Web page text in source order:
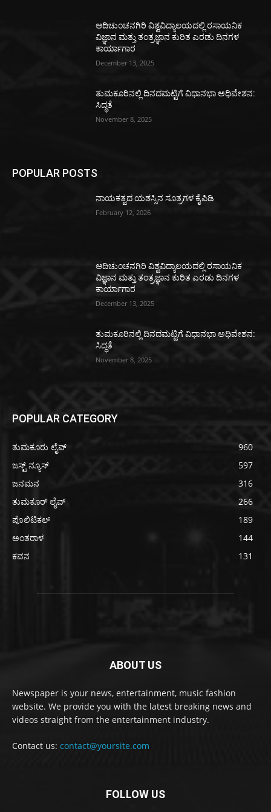
ಆದಿಚುಂಚನಗಿರಿ ವಿಶ್ವವಿದ್ಯಾಲಯದಲ್ಲಿ ರಸಾಯನಿಕ
ವಿಜ್ಞಾನ ಮತ್ತು ತಂತ್ರಜ್ಞಾನ ಕುರಿತ ಎರಡು ದಿನಗಳ
ಕಾರ್ಯಾಗಾರ
December 13, 2025
ತುಮಕೂರಿನಲ್ಲಿ ದಿನದಮಟ್ಟಿಗೆ ವಿಧಾನಭಾ ಅಧಿವೇಶನ:
ಸಿದ್ಧತೆ
November 8, 2025
POPULAR POSTS
ನಾಯಕತ್ವದ ಯಶಸ್ಸಿನ ಸೂತ್ರಗಳ ಕೈಪಿಡಿ
February 12, 2026
ಆದಿಚುಂಚನಗಿರಿ ವಿಶ್ವವಿದ್ಯಾಲಯದಲ್ಲಿ ರಸಾಯನಿಕ
ವಿಜ್ಞಾನ ಮತ್ತು ತಂತ್ರಜ್ಞಾನ ಕುರಿತ ಎರಡು ದಿನಗಳ
ಕಾರ್ಯಾಗಾರ
December 13, 2025
ತುಮಕೂರಿನಲ್ಲಿ ದಿನದಮಟ್ಟಿಗೆ ವಿಧಾನಭಾ ಅಧಿವೇಶನ:
ಸಿದ್ಧತೆ
November 8, 2025
POPULAR CATEGORY
ತುಮಕೂರು ಲೈವ್
960
ಜಸ್ಟ್ ನ್ಯೂಸ್
597
ಜನಮನ
316
ತುಮಕೂರ್ ಲೈವ್
266
ಪೊಲಿಟಿಕಲ್
189
ಅಂತರಾಳ
144
ಕವನ
131
ABOUT US
Newspaper is your news, entertainment, music fashion
website. We provide you with the latest breaking news and
videos straight from the entertainment industry.
Contact us: contact@yoursite.com
FOLLOW US